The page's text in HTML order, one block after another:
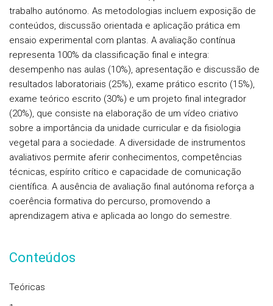
trabalho autónomo. As metodologias incluem exposição de
conteúdos, discussão orientada e aplicação prática em
ensaio experimental com plantas. A avaliação contínua
representa 100% da classificação final e integra:
desempenho nas aulas (10%), apresentação e discussão de
resultados laboratoriais (25%), exame prático escrito (15%),
exame teórico escrito (30%) e um projeto final integrador
(20%), que consiste na elaboração de um vídeo criativo
sobre a importância da unidade curricular e da fisiologia
vegetal para a sociedade. A diversidade de instrumentos
avaliativos permite aferir conhecimentos, competências
técnicas, espírito crítico e capacidade de comunicação
científica. A ausência de avaliação final autónoma reforça a
coerência formativa do percurso, promovendo a
aprendizagem ativa e aplicada ao longo do semestre.
Conteúdos
Teóricas